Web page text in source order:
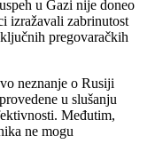
u Gazi nije doneo
izražavali zabrinutost
pregovaračkih
neznanje o Rusiji
u slušanju
Međutim,
ne mogu